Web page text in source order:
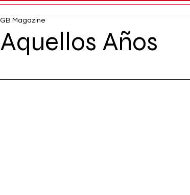
Aquellos Años
GB Magazine